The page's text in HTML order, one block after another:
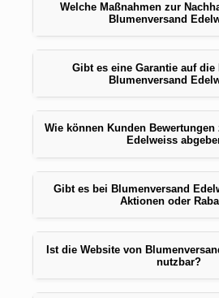
Welche Maßnahmen zur
Blumenversand
Gibt es eine Garantie auf die
Blumenversand
Wie können Kunden Bewertungen
Edelweiss
Gibt es bei Blumenversand
Aktionen oder
Ist die Website von
nutzbar?